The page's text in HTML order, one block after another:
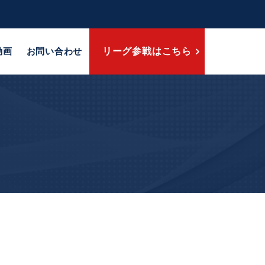
画 お問い合わせ リーグ参戦はこちら